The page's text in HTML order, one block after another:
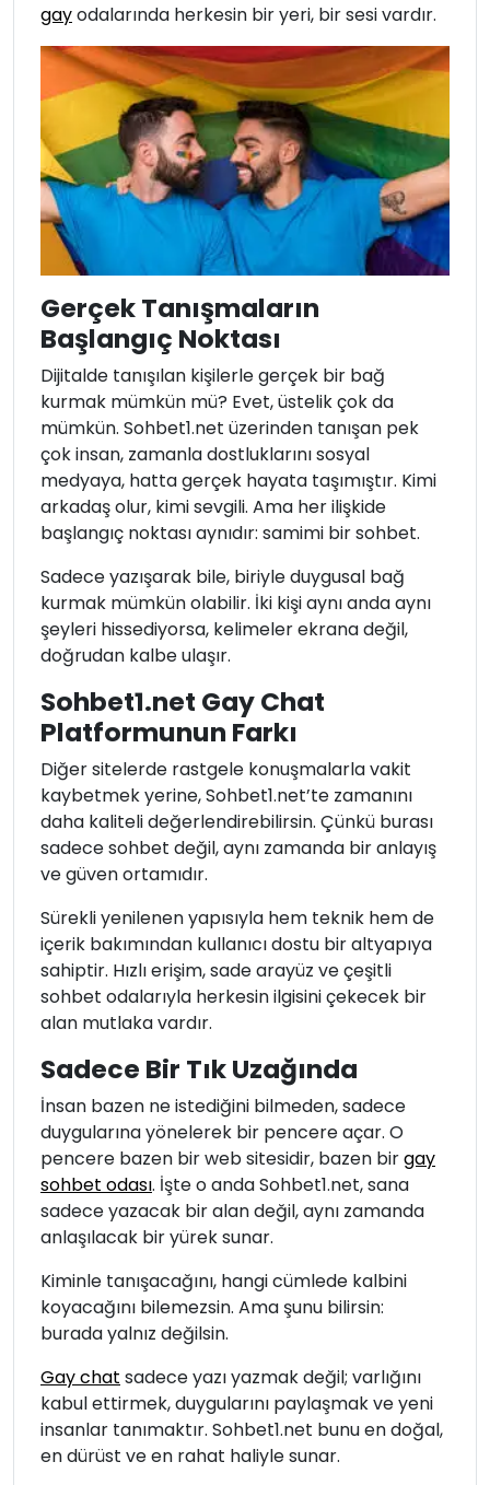
gayodalarında herkesin bir yeri, bir sesi vardır.
Gerçek Tanışmaların
Başlangıç Noktası
Dijitalde tanışılan kişilerle gerçek bir bağ
kurmak mümkün mü? Evet, üstelik çok da
mümkün. Sohbet1.net üzerinden tanışan pek
çok insan, zamanla dostluklarını sosyal
medyaya, hatta gerçek hayata taşımıştır. Kimi
arkadaş olur, kimi sevgili. Ama her ilişkide
başlangıç noktası aynıdır: samimi bir sohbet.
Sadece yazışarak bile, biriyle duygusal bağ
kurmak mümkün olabilir. İki kişi aynı anda aynı
şeyleri hissediyorsa, kelimeler ekrana değil,
doğrudan kalbe ulaşır.
Sohbet1.net Gay Chat
Platformunun Farkı
Diğer sitelerde rastgele konuşmalarla vakit
kaybetmek yerine, Sohbet1.net’te zamanını
daha kaliteli değerlendirebilirsin. Çünkü burası
sadece sohbet değil, aynı zamanda bir anlayış
ve güven ortamıdır.
Sürekli yenilenen yapısıyla hem teknik hem de
içerik bakımından kullanıcı dostu bir altyapıya
sahiptir. Hızlı erişim, sade arayüz ve çeşitli
sohbet odalarıyla herkesin ilgisini çekecek bir
alan mutlaka vardır.
Sadece Bir Tık Uzağında
İnsan bazen ne istediğini bilmeden, sadece
duygularına yönelerek bir pencere açar. O
pencere bazen bir web sitesidir, bazen birgay
sohbet odası. İşte o anda Sohbet1.net, sana
sadece yazacak bir alan değil, aynı zamanda
anlaşılacak bir yürek sunar.
Kiminle tanışacağını, hangi cümlede kalbini
koyacağını bilemezsin. Ama şunu bilirsin:
burada yalnız değilsin.
Gay chat sadece yazı yazmak değil; varlığını
kabul ettirmek, duygularını paylaşmak ve yeni
insanlar tanımaktır. Sohbet1.net bunu en doğal,
en dürüst ve en rahat haliyle sunar.